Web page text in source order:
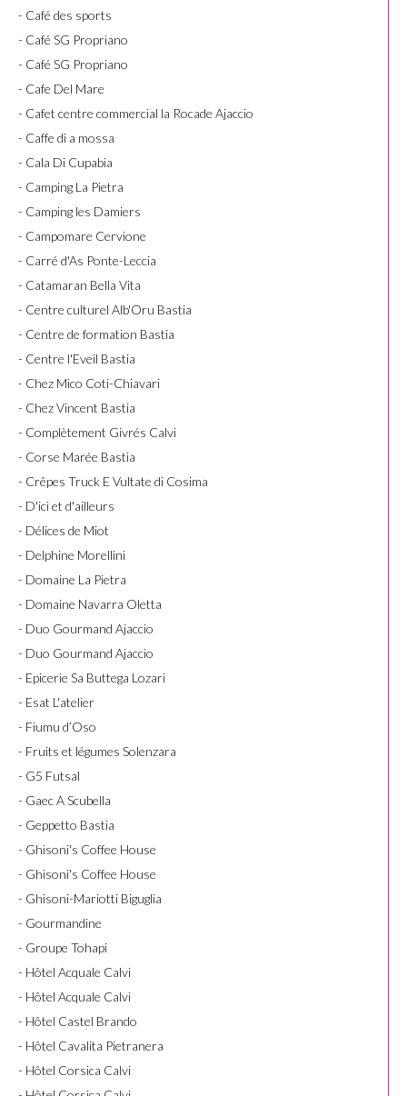
- Café des sports
- Café SG Propriano
- Café SG Propriano
- Cafe Del Mare
- Cafet centre commercial la Rocade Ajaccio
- Caffe di a mossa
- Cala Di Cupabia
- Camping La Pietra
- Camping les Damiers
- Campomare Cervione
- Carré d'As Ponte-Leccia
- Catamaran Bella Vita
- Centre culturel Alb'Oru Bastia
- Centre de formation Bastia
- Centre l'Eveil Bastia
- Chez Mico Coti-Chiavari
- Chez Vincent Bastia
- Complètement Givrés Calvi
- Corse Marée Bastia
- Crêpes Truck E Vultate di Cosima
- D'ici et d'ailleurs
- Délices de Miot
- Delphine Morellini
- Domaine La Pietra
- Domaine Navarra Oletta
- Duo Gourmand Ajaccio
- Duo Gourmand Ajaccio
- Epicerie Sa Buttega Lozari
- Esat L'atelier
- Fiumu d’Oso
- Fruits et légumes Solenzara
- G5 Futsal
- Gaec A Scubella
- Geppetto Bastia
- Ghisoni's Coffee House
- Ghisoni's Coffee House
- Ghisoni-Mariotti Biguglia
- Gourmandine
- Groupe Tohapi
- Hôtel Acquale Calvi
- Hôtel Acquale Calvi
- Hôtel Castel Brando
- Hôtel Cavalita Pietranera
- Hôtel Corsica Calvi